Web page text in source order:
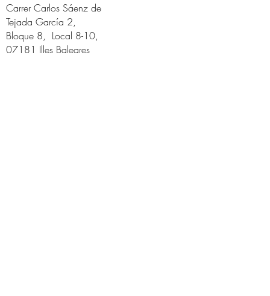
Carrer Carlos Sáenz de
Tejada García 2,
Bloque 8, Local 8-10,
07181 Illes Baleares